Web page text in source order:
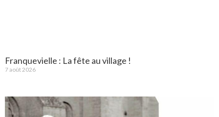
Franquevielle : La fête au village !
7 août 2026